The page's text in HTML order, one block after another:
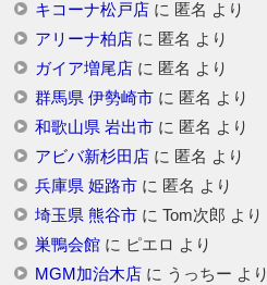
キコーナ松戸店に 匿名 より
アリーナ柏店に 匿名 より
ガイア増尾店に 匿名 より
群馬県 伊勢崎市に 匿名 より
和歌山県 岩出市に 匿名 より
アビバ新杉田店に 匿名 より
兵庫県 姫路市に 匿名 より
埼玉県 熊谷市に Tom次郎 より
巣鴨会館に ピエロ より
MGM加治木店に うっちー より